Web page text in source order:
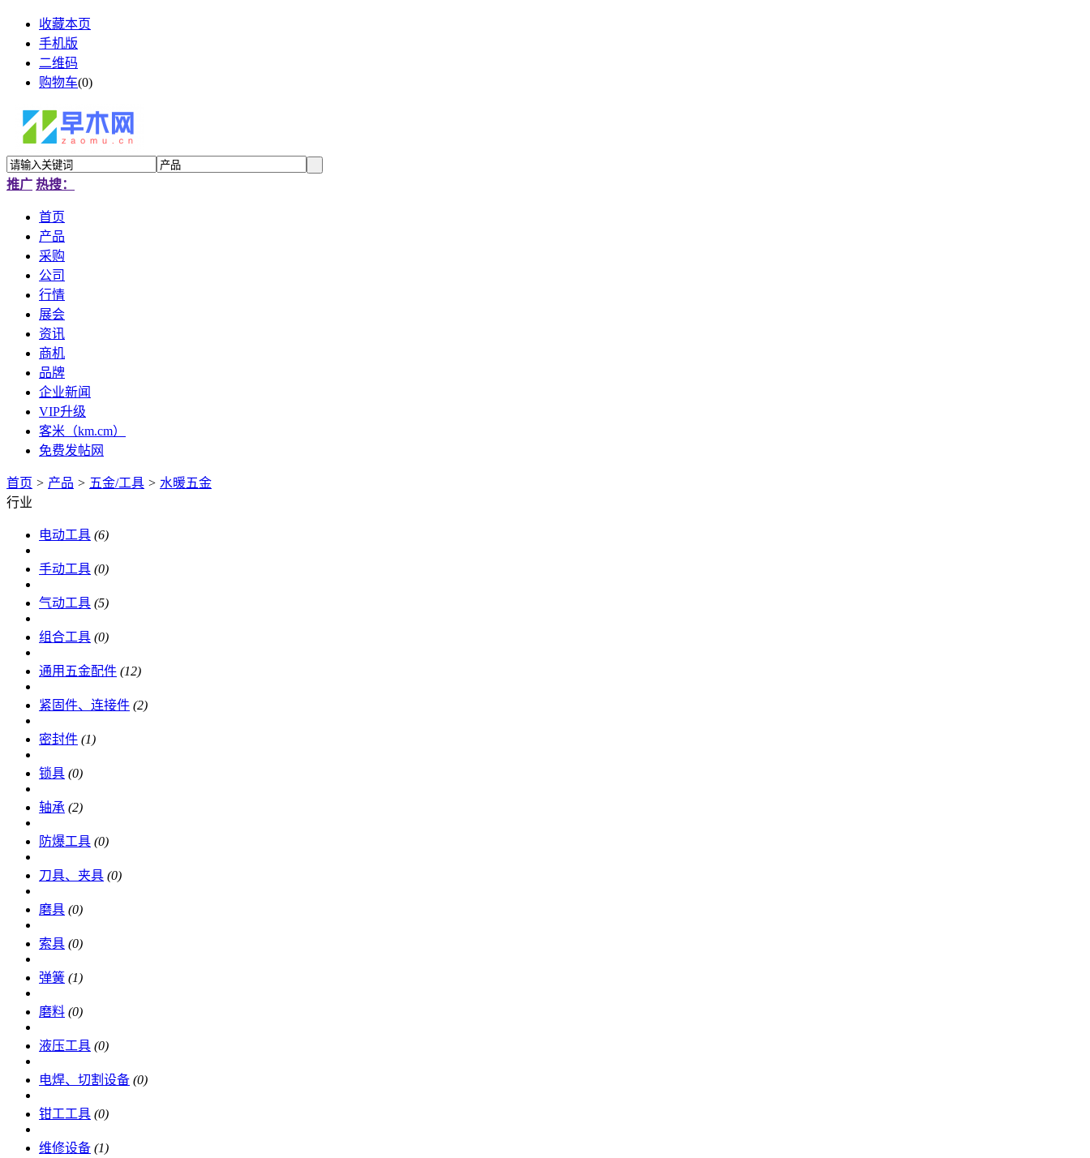
收藏本页
手机版
二维码
购物车(0)
推广 热搜：
首页
产品
采购
公司
行情
展会
资讯
商机
品牌
企业新闻
VIP升级
客米（km.cm）
免费发帖网
首页 > 产品 > 五金/工具 > 水暖五金
行业
电动工具 (6)
手动工具 (0)
气动工具 (5)
组合工具 (0)
通用五金配件 (12)
紧固件、连接件 (2)
密封件 (1)
锁具 (0)
轴承 (2)
防爆工具 (0)
刀具、夹具 (0)
磨具 (0)
索具 (0)
弹簧 (1)
磨料 (0)
液压工具 (0)
电焊、切割设备 (0)
钳工工具 (0)
维修设备 (1)